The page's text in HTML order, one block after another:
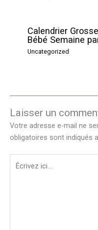
Calendrier
Bébé Semaine
Uncategorized
Laisser un
Votre adresse e-mail ne
obligatoires sont indiqués
Écrivez
ici…